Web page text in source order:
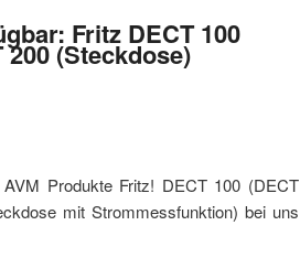
Fritz DECT 100
200 (Steckdose)
Produkte Fritz! DECT 100 (DECT
mit Strommessfunktion) bei uns